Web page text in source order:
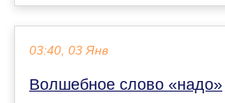
03:40, 03 Янв
Волшебное слово «надо»